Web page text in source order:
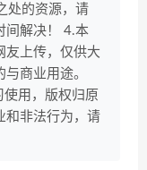
处的资源，请
间解决！ 4.本
友上传，仅供大
商业用途。
用，版权归原
和非法行为，请